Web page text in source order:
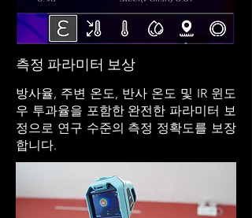
측정 파라미터 보상
방사율, 주변 온도, 반사 온도 및 IR 윈도
우 투과율을 포함한 완전한 파라미터 보
정으로 연구 수준의 측정 정확도를 보장
합니다.